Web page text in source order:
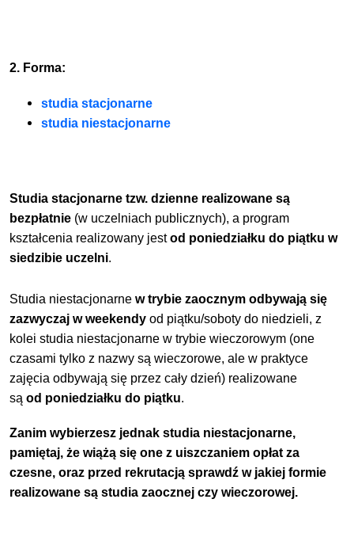
2. Forma:
studia stacjonarne
studia niestacjonarne
Studia stacjonarne tzw. dzienne realizowane są
bezpłatnie (w uczelniach publicznych), a program
kształcenia realizowany jestod poniedziałku do piątku w
siedzibie uczelni.
Studia niestacjonarnew trybie zaocznym odbywają się
zazwyczaj w weekendy od piątku/soboty do niedzieli, z
kolei studia niestacjonarne wtrybie wieczorowym (one
czasami tylko z nazwy są wieczorowe, ale w praktyce
zajęcia odbywają się przez cały dzień) realizowane
sąod poniedziałku do piątku.
Zanim wybierzesz jednak studia niestacjonarne,
pamiętaj, że wiążą się one z uiszczaniem opłat za
czesne, oraz przed rekrutacją sprawdź w jakiej formie
realizowane są studia zaocznej czy wieczorowej.